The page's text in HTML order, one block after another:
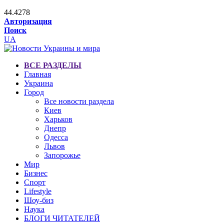
44.4278
Авторизация
Поиск
UA
ВСЕ РАЗДЕЛЫ
Главная
Украина
Город
Все новости раздела
Киев
Харьков
Днепр
Одесса
Львов
Запорожье
Мир
Бизнес
Спорт
Lifestyle
Шоу-биз
Наука
БЛОГИ ЧИТАТЕЛЕЙ